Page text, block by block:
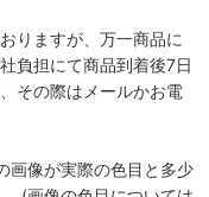
りますが、万一商品に
負担にて商品到着後7日
その際はメールかお電
画像が実際の色目と多少